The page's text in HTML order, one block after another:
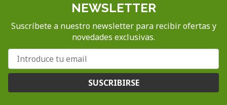
NEWSLETTER
Suscríbete a nuestro newsletter para recibir ofertas y
novedades exclusivas.
SUSCRIBIRSE